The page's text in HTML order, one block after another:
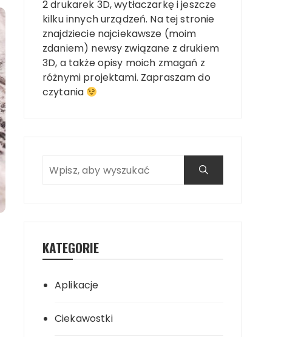
2 drukarek 3D, wytłaczarkę i jeszcze
kilku innych urządzeń. Na tej stronie
znajdziecie najciekawsze (moim
zdaniem) newsy związane z drukiem
3D, a także opisy moich zmagań z
różnymi projektami. Zapraszam do
czytania
KATEGORIE
Aplikacje
Ciekawostki